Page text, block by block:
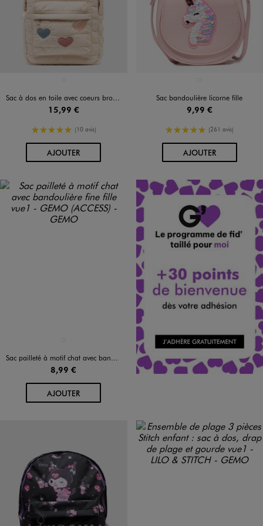
Sac à dos en toile avec coeurs brodés fille
15,99 €
5/5 de moyenne
(10 avis)
AJOUTERAU PANIER
Sac bandoulière licorne fille
9,99 €
5/5 de moyenne
(261 avis)
AJOUTERAU PANIER
Sac pailleté à motif chat avec bandoulière fine fille
8,99 €
AJOUTERAU PANIER